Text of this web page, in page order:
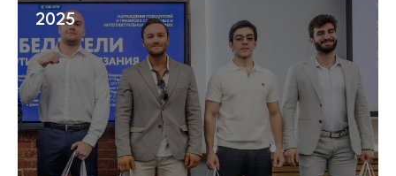
2025